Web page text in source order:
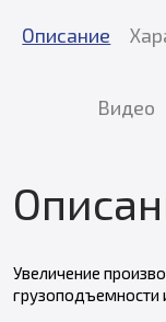
Описание
Видео
Увеличение
грузоподъемности